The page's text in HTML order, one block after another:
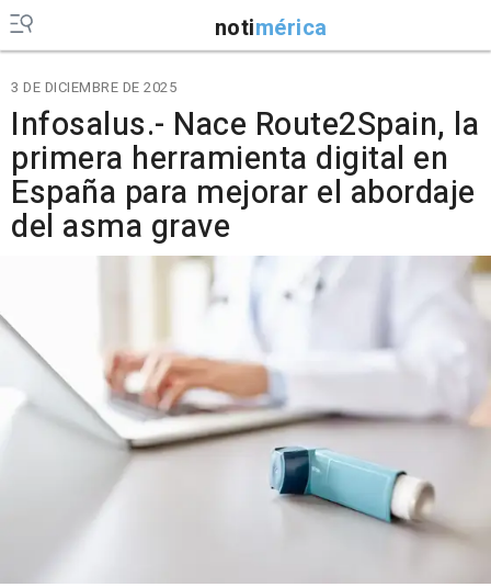
notimérica
3 DE DICIEMBRE DE 2025
Infosalus.- Nace Route2Spain, la
primera herramienta digital en
España para mejorar el abordaje
del asma grave